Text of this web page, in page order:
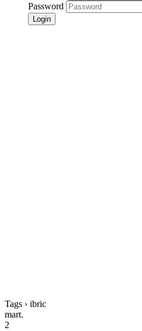
Password
Tags › ibric
mart.
2